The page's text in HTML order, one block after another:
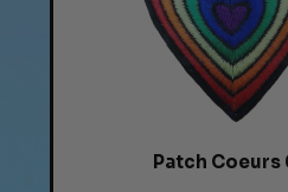
Patch Coeurs